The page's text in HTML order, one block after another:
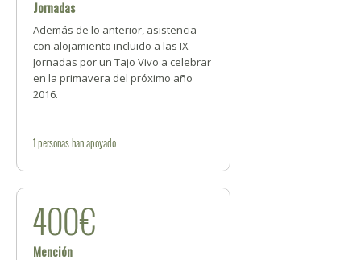
Jornadas
Además de lo anterior, asistencia
con alojamiento incluido a las IX
Jornadas por un Tajo Vivo a celebrar
en la primavera del próximo año
2016.
1personashan apoyado
400€
Mención